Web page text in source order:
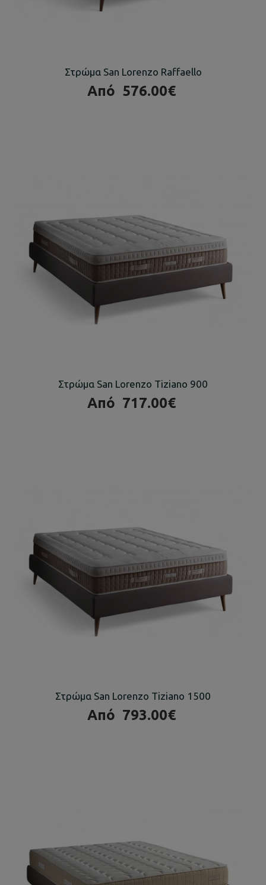
Στρώμα San Lorenzo Raffaello
Από 576.00€
Στρώμα San Lorenzo Tiziano 900
Από 717.00€
Στρώμα San Lorenzo Tiziano 1500
Από 793.00€